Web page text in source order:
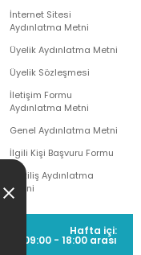
İnternet Sitesi
Aydınlatma Metni
Üyelik Aydınlatma Metni
Üyelik Sözleşmesi
İletişim Formu
Aydınlatma Metni
Genel Aydınlatma Metni
İlgili Kişi Başvuru Formu
Çekiliş Aydınlatma
Metni
Hafta içi:
09:00 - 18:00 arası